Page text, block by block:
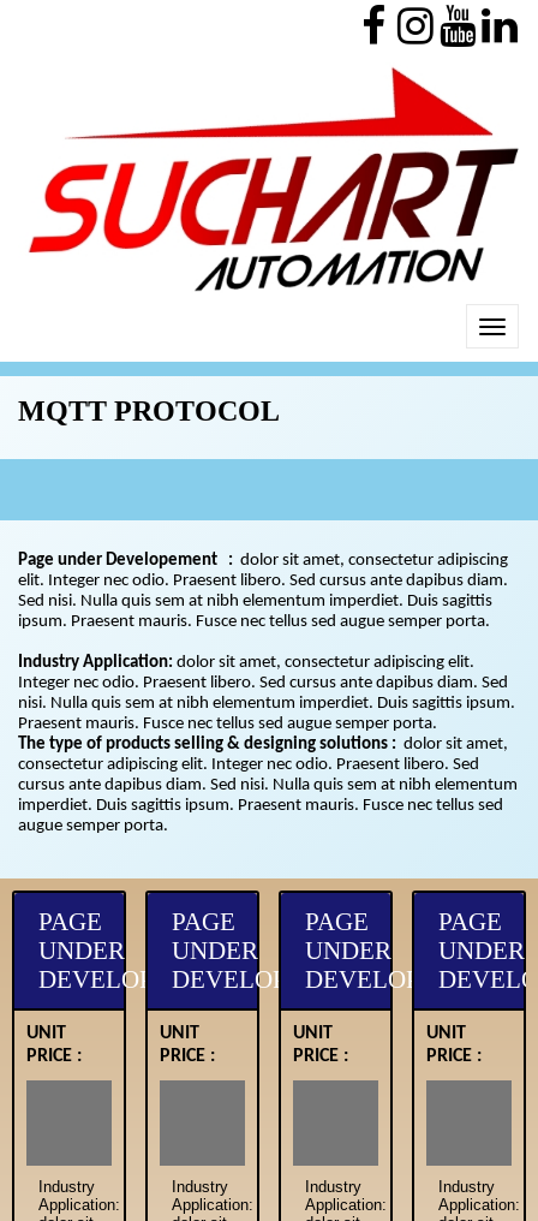
MQTT PROTOCOL
Page under Developement : dolor sit amet, consectetur adipiscing
elit. Integer nec odio. Praesent libero. Sed cursus ante dapibus diam.
Sed nisi. Nulla quis sem at nibh elementum imperdiet. Duis sagittis
ipsum. Praesent mauris. Fusce nec tellus sed augue semper porta.
Industry Application: dolor sit amet, consectetur adipiscing elit.
Integer nec odio. Praesent libero. Sed cursus ante dapibus diam. Sed
nisi. Nulla quis sem at nibh elementum imperdiet. Duis sagittis ipsum.
Praesent mauris. Fusce nec tellus sed augue semper porta.
The type of products selling & designing solutions : dolor sit amet,
consectetur adipiscing elit. Integer nec odio. Praesent libero. Sed
cursus ante dapibus diam. Sed nisi. Nulla quis sem at nibh elementum
imperdiet. Duis sagittis ipsum. Praesent mauris. Fusce nec tellus sed
augue semper porta.
PAGE
UNDER
DEVELOPMENT
UNIT
PRICE :
Industry
Application:
PAGE
UNDER
DEVELOPMENT
UNIT
PRICE :
Industry
Application:
PAGE
UNDER
DEVELOPMENT
UNIT
PRICE :
Industry
Application:
PAGE
UNDER
UNIT
PRICE :
Industry
Application: